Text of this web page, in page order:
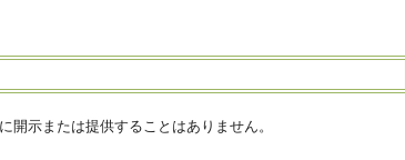
開示または提供することはありません。